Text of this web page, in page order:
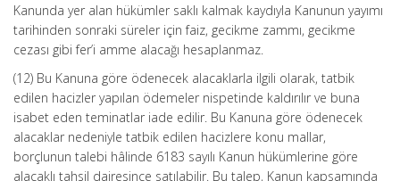
Kanunda yer alan hükümler saklı kalmak kaydıyla Kanunun yayımı
tarihinden sonraki süreler için faiz, gecikme zammı, gecikme
cezası gibi fer’i amme alacağı hesaplanmaz.
(12) Bu Kanuna göre ödenecek alacaklarla ilgili olarak, tatbik
edilen hacizler yapılan ödemeler nispetinde kaldırılır ve buna
isabet eden teminatlar iade edilir. Bu Kanuna göre ödenecek
alacaklar nedeniyle tatbik edilen hacizlere konu mallar,
borçlunun talebi hâlinde 6183 sayılı Kanun hükümlerine göre
alacaklı tahsil dairesince satılabilir. Bu talep, Kanun kapsamında